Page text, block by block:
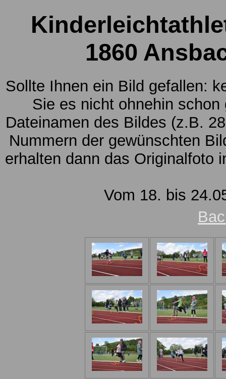
1860
Sollte Ihnen ein Bild gefallen:
Sie es nicht ohnehin
Dateinamen des Bildes (z.B.
Nummern der gewünschten
erhalten dann das Originalfoto
Vom 18. bis